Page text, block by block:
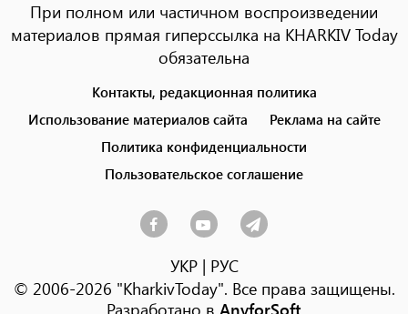
При полном или частичном воспроизведении
материалов прямая гиперссылка на KHARKIV Today
обязательна
menu
Контакты, редакционная политика
Использование материалов сайта
Реклама на сайте
Политика конфиденциальности
Пользовательское соглашение
УКР| РУС
© 2006-2026 "KharkivToday". Все права защищены.
Разработано в AnyforSoft